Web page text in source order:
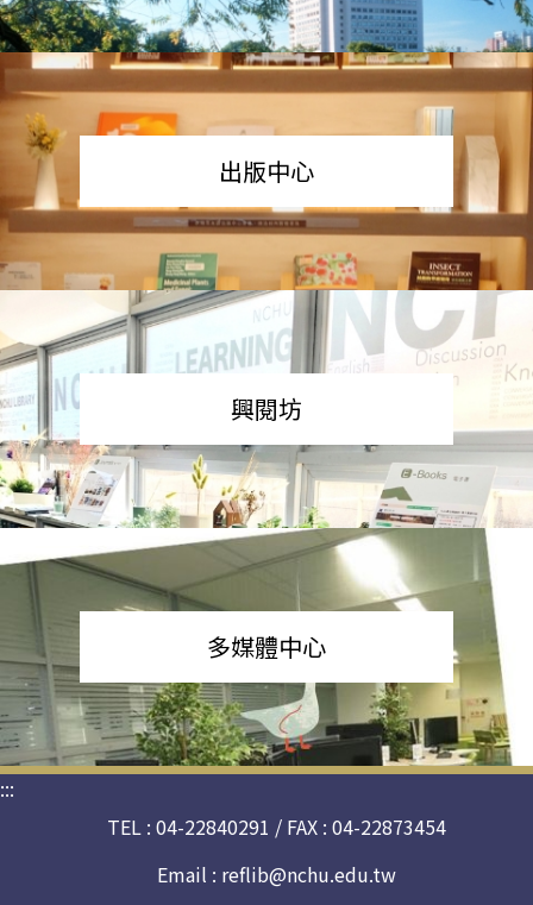
出版中心
興閱坊
多媒體中心
:::
TEL : 04-22840291 / FAX : 04-22873454
Email : reflib@nchu.edu.tw